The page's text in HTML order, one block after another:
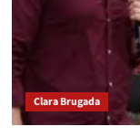
Clara Brugada